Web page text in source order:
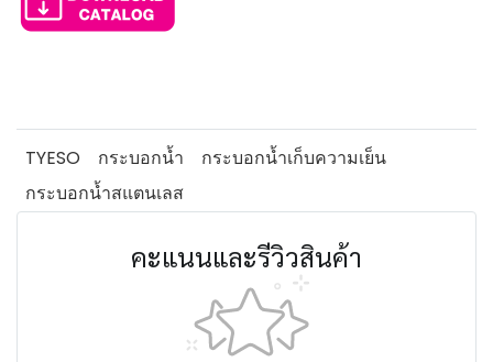
TYESO กระบอกน้ำ
กระบอกน้ำเก็บความเย็น
กระบอกน้ำสแตนเลส
คะแนนและรีวิวสินค้า